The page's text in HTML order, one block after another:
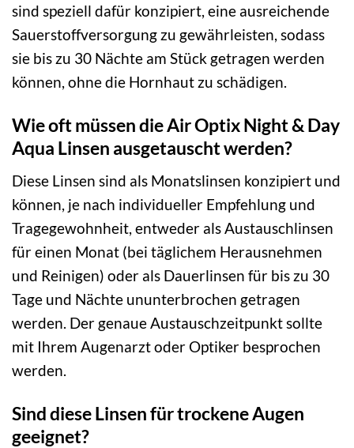
sind speziell dafür konzipiert, eine ausreichende
Sauerstoffversorgung zu gewährleisten, sodass
sie bis zu 30 Nächte am Stück getragen werden
können, ohne die Hornhaut zu schädigen.
Wie oft müssen die Air Optix Night & Day
Aqua Linsen ausgetauscht werden?
Diese Linsen sind als Monatslinsen konzipiert und
können, je nach individueller Empfehlung und
Tragegewohnheit, entweder als Austauschlinsen
für einen Monat (bei täglichem Herausnehmen
und Reinigen) oder als Dauerlinsen für bis zu 30
Tage und Nächte ununterbrochen getragen
werden. Der genaue Austauschzeitpunkt sollte
mit Ihrem Augenarzt oder Optiker besprochen
werden.
Sind diese Linsen für trockene Augen
geeignet?